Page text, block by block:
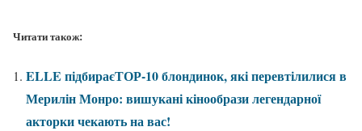
Читати також:
ELLE підбираєТОР-10 блондинок, які перевтілилися в
Мерилін Монро: вишукані кінообрази легендарної
акторки чекають на вас!